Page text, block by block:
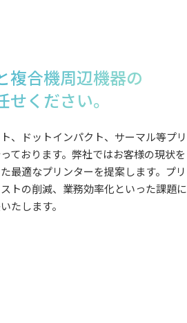
複合機周辺機器の
ください。
、ドットインパクト、サーマル等プリ
ております。弊社ではお客様の現状を
最適なプリンターを提案します。プリ
トの削減、業務効率化といった課題に
たします。